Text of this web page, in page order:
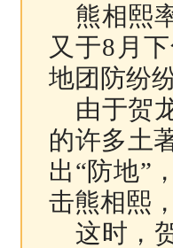
熊相熙
又于8月
地团防纷
由于贺
的许多土
出“防地”
击熊相熙
这时，